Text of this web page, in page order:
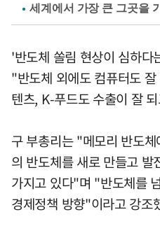
'반도체 쏠림 현상이 심하
"반도체 외에도 컴퓨터도
텐츠, K-푸드도 수출이 잘
구 부총리는 "메모리 반도
의 반도체를 새로 만들고
가지고 있다"며 "반도체를
경제정책 방향"이라고 강조